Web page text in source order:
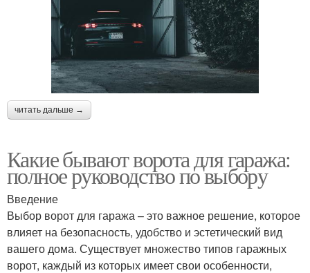
читать дальше →
Какие бывают ворота для гаража:
полное руководство по выбору
Введение
Выбор ворот для гаража – это важное решение, которое
влияет на безопасность, удобство и эстетический вид
вашего дома. Существует множество типов гаражных
ворот, каждый из которых имеет свои особенности,